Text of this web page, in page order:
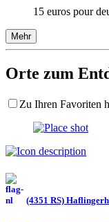
15 euros pour
Mehr
Orte zum
Zu Ihren Favoriten
(4351 RS)